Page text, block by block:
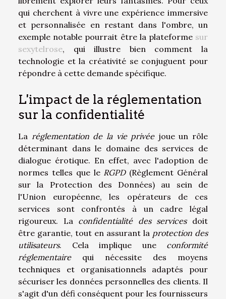
qui cherchent à vivre une expérience immersive
et personnalisée en restant dans l'ombre, un
exemple notable pourrait être la plateforme sur
sexytelrose, qui illustre bien comment la
technologie et la créativité se conjuguent pour
répondre à cette demande spécifique.
L'impact de la réglementation
sur la confidentialité
La réglementation de la vie privéejoue un rôle
déterminant dans le domaine des services de
dialogue érotique. En effet, avec l'adoption de
normes telles que le RGPD(Règlement Général
sur la Protection des Données) au sein de
l'Union européenne, les opérateurs de ces
services sont confrontés à un cadre légal
rigoureux. La confidentialité des servicesdoit
être garantie, tout en assurant la protection des
utilisateurs. Cela implique une conformité
réglementairequi nécessite des moyens
techniques et organisationnels adaptés pour
sécuriser les données personnelles des clients. Il
s'agit d'un défi conséquent pour les fournisseurs